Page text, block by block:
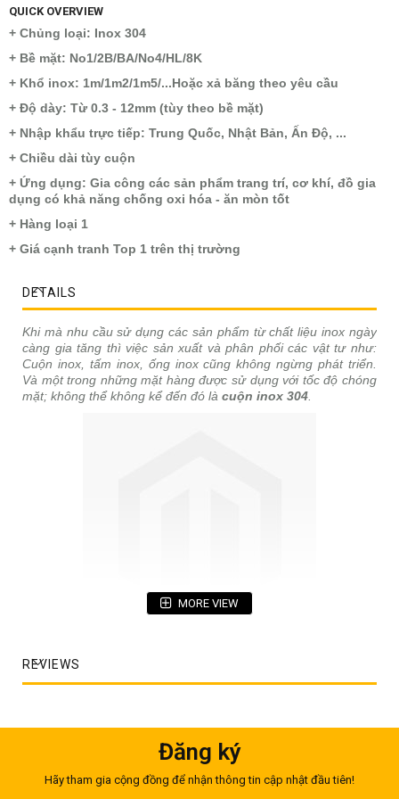
QUICK OVERVIEW
+ Chủng loại: Inox 304
+ Bề mặt: No1/2B/BA/No4/HL/8K
+ Khổ inox: 1m/1m2/1m5/...Hoặc xả băng theo yêu cầu
+ Độ dày: Từ 0.3 - 12mm (tùy theo bề mặt)
+ Nhập khẩu trực tiếp: Trung Quốc, Nhật Bản, Ấn Độ, ...
+ Chiều dài tùy cuộn
+ Ứng dụng: Gia công các sản phẩm trang trí, cơ khí, đồ gia
dụng có khả năng chống oxi hóa - ăn mòn tốt
+ Hàng loại 1
+ Giá cạnh tranh Top 1 trên thị trường
DETAILS
Khi mà nhu cầu sử dụng các sản phẩm từ chất liệu inox ngày
càng gia tăng thì việc sản xuất và phân phối các vật tư như:
Cuộn inox, tấm inox, ống inox cũng không ngừng phát triển.
Và một trong những mặt hàng được sử dụng với tốc độ chóng
mặt; không thể không kể đến đó là cuộn inox 304.
Xuất hiện trong mọi lĩnh vực và ngành nghề, thép cuộn đã
lao động; tiết kiệm chi phí cũng như đảm bảo an toàn cho
người sử dụng và công trình.
1. Đặc điểm của cuộn inox 304
MORE VIEW
REVIEWS
Đăng ký
Hãy tham gia cộng đồng để nhận thông tin cập nhật đầu tiên!